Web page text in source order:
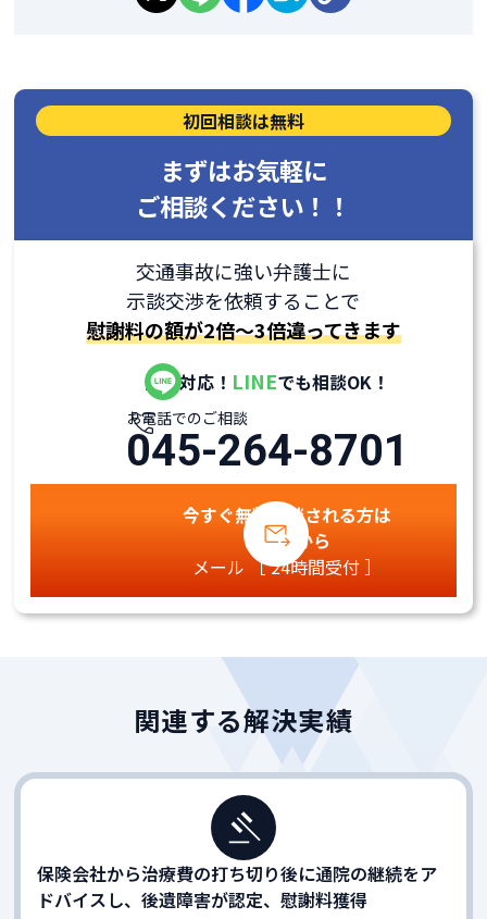
初回相談は無料
まずはお気軽に
ご相談ください！！
交通事故に強い弁護士に
示談交渉を依頼することで
慰謝料の額が2倍～3倍違ってきます
全国対応！ LINEでも相談OK！
お電話でのご相談
045-264-8701
今すぐ無料相談される方は
こちらから
メール ［ 24時間受付 ］
関連する解決実績
保険会社から治療費の打ち切り後に通院の継続をア
ドバイスし、後遺障害が認定、慰謝料獲得